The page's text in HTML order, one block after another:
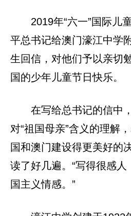
2019年“六一”国际儿
平总书记给澳门濠江中学
生回信，对他们予以亲切
国的少年儿童节日快乐。
在写给总书记的信中
对“祖国母亲”含义的理解
国和澳门建设得更美好的
读了好几遍。“写得很感
国主义情感。”